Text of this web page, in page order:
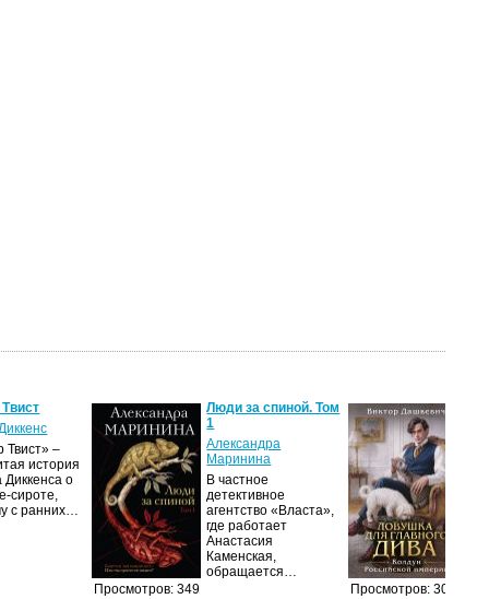
Твист» –
история
Диккенса о
сироте,
с ранних…
Просмотров: 349
Люди за спиной. Том
1
Александра
Маринина
В частное
детективное
агентство «Власта»,
где работает
Анастасия
Каменская,
обращается…
Просмотров: 308